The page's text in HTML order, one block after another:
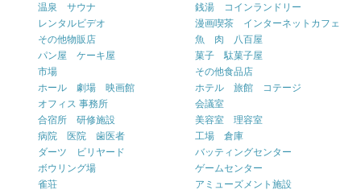
温泉 サウナ
銭湯 コインランドリー
レンタルビデオ
漫画喫茶 インターネットカフェ
その他物販店
魚 肉 八百屋
パン屋 ケーキ屋
菓子 駄菓子屋
市場
その他食品店
ホール 劇場 映画館
ホテル 旅館 コテージ
オフィス 事務所
会議室
合宿所 研修施設
美容室 理容室
病院 医院 歯医者
工場 倉庫
ダーツ ビリヤード
バッティングセンター
ボウリング場
ゲームセンター
雀荘
アミューズメント施設